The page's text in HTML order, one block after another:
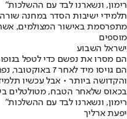
רימון, ונשארנו לבד עם ההשלכות"
מתפרסמת באישור המצולמים,
מוספים
ישראל השבוע
הם מסרו את נפשם כדי לטפל
הם גויסו מיד
והקדושה ביותר • אבל עכשיו
בכאוס שלאחר הטבח, מטולטלים
רימון, ונשארנו לבד עם ההשלכות"
יפעת ארליך